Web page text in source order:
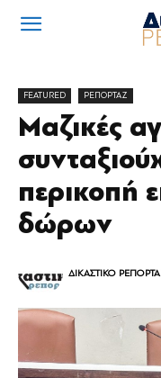
FEATURED ΡΕΠΟΡΤΑΖ
Μαζικές
περικοπή
δώρων
ΔΙΚΑΣΤΙΚΟ